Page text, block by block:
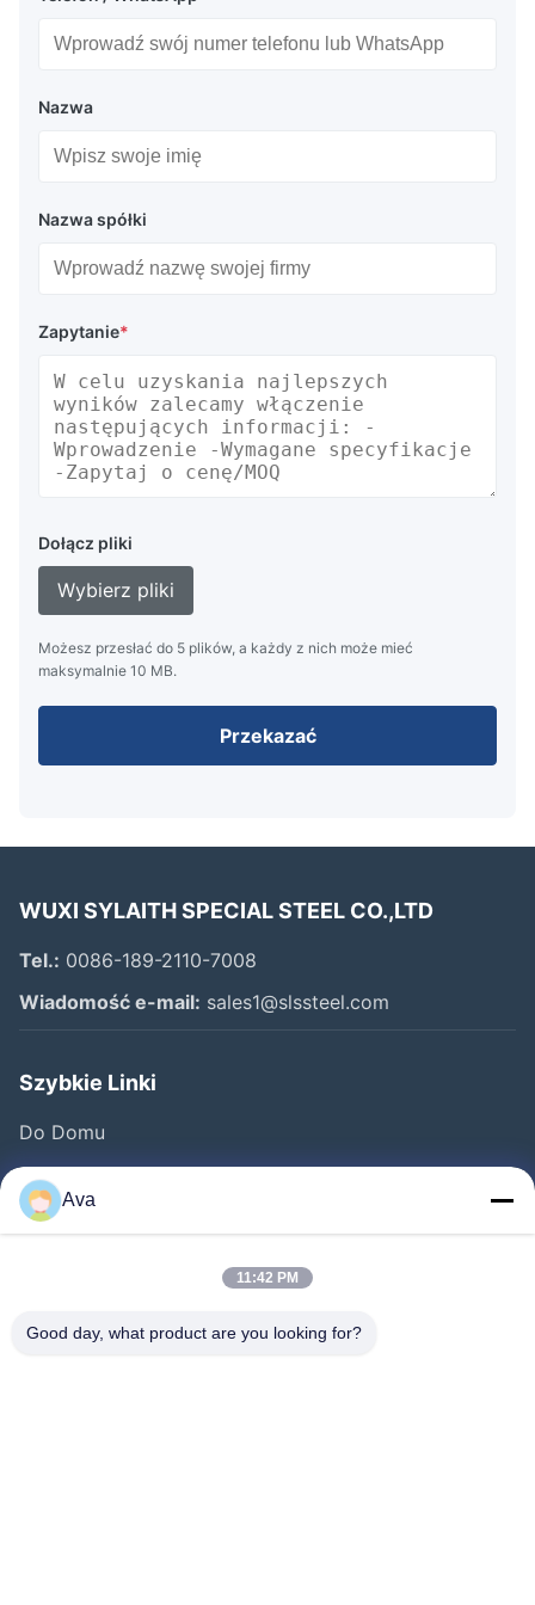
Nazwa
Nazwa spółki
Zapytanie*
Dołącz pliki
Wybierz pliki
Możesz przesłać do 5 plików, a każdy z nich może mieć
maksymalnie 10 MB.
Przekazać
WUXI SYLAITH SPECIAL STEEL CO.,LTD
Tel.: 0086-189-2110-7008
Wiadomość e-mail: sales1@slssteel.com
Szybkie Linki
Do Domu
Produkty
Filmy
Kontrola Jakości
Ava
11:42 PM
Good day, what product are you looking for?